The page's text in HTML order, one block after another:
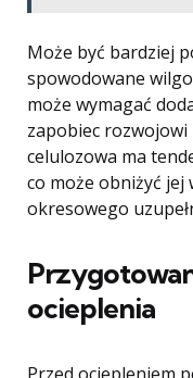
Może być bardziej
spowodowane
może wymagać
zapobiec
celulozowa ma
co może obniżyć jej
okresowego
ocieplenia